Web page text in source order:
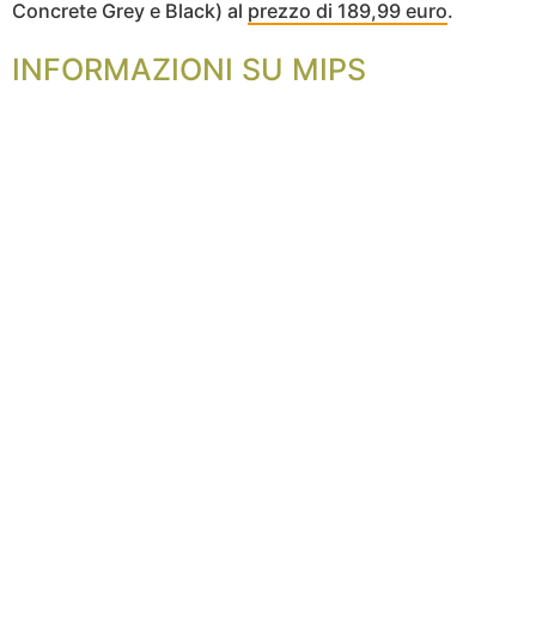
Concrete Grey e Black) al prezzo di 189,99 euro.
INFORMAZIONI SU MIPS